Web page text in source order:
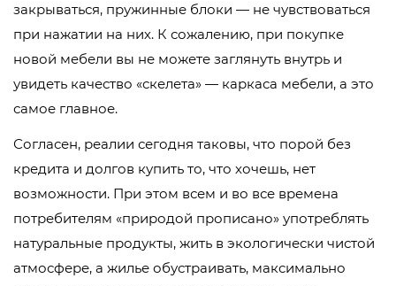
закрываться, пружинные блоки — не чувствоваться
при нажатии на них. К сожалению, при покупке
новой мебели вы не можете заглянуть внутрь и
увидеть качество «скелета» — каркаса мебели, а это
самое главное.
Согласен, реалии сегодня таковы, что порой без
кредита и долгов купить то, что хочешь, нет
возможности. При этом всем и во все времена
потребителям «природой прописано» употреблять
натуральные продукты, жить в экологически чистой
атмосфере, а жилье обустраивать, максимально